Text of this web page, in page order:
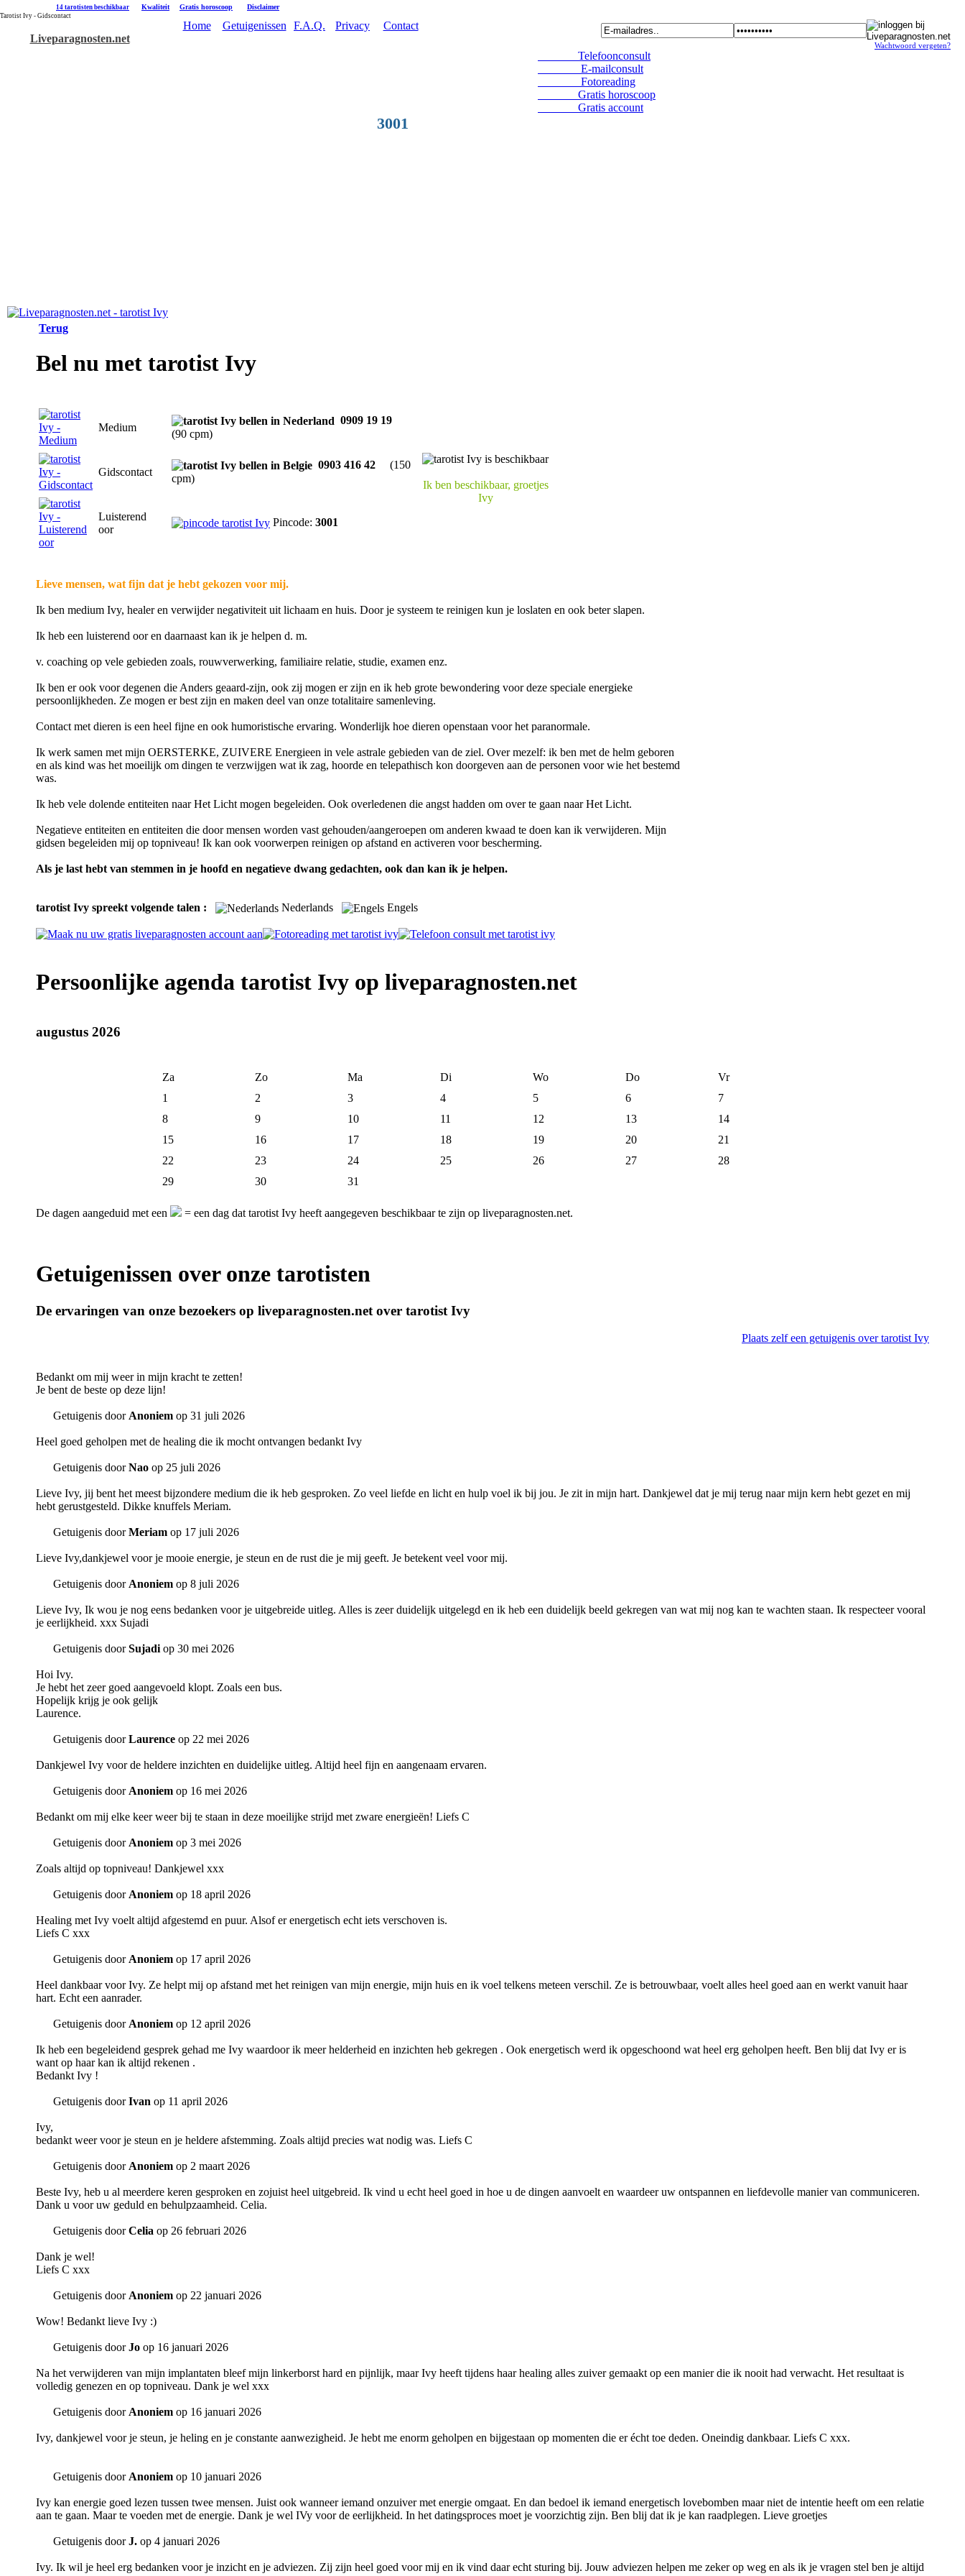
14 tarotisten beschikbaar Kwaliteit Gratis horoscoop Disclaimer
Tarotist Ivy - Gidscontact
Liveparagnosten.net
Home Getuigenissen F.A.Q. Privacy Contact
Wachtwoord vergeten?
3001
Telefoonconsult
E-mailconsult
Fotoreading
Gratis horoscoop
Gratis account
Terug
Bel nu met tarotist Ivy
Medium
0909 19 19
(90 cpm)
Ik ben beschikbaar, groetjes
Ivy
Gidscontact
0903 416 42
(150
cpm)
Luisterend
oor
Pincode: 3001
Lieve mensen, wat fijn dat je hebt gekozen voor mij.
Ik ben medium Ivy, healer en verwijder negativiteit uit lichaam en huis. Door je systeem te reinigen kun je loslaten en ook beter slapen.
Ik heb een luisterend oor en daarnaast kan ik je helpen d. m.
v. coaching op vele gebieden zoals, rouwverwerking, familiaire relatie, studie, examen enz.
Ik ben er ook voor degenen die Anders geaard-zijn, ook zij mogen er zijn en ik heb grote bewondering voor deze speciale energieke
persoonlijkheden. Ze mogen er best zijn en maken deel van onze totalitaire samenleving.
Contact met dieren is een heel fijne en ook humoristische ervaring. Wonderlijk hoe dieren openstaan voor het paranormale.
Ik werk samen met mijn OERSTERKE, ZUIVERE Energieen in vele astrale gebieden van de ziel. Over mezelf: ik ben met de helm geboren
en als kind was het moeilijk om dingen te verzwijgen wat ik zag, hoorde en telepathisch kon doorgeven aan de personen voor wie het bestemd
was.
Ik heb vele dolende entiteiten naar Het Licht mogen begeleiden. Ook overledenen die angst hadden om over te gaan naar Het Licht.
Negatieve entiteiten en entiteiten die door mensen worden vast gehouden/aangeroepen om anderen kwaad te doen kan ik verwijderen. Mijn
gidsen begeleiden mij op topniveau! Ik kan ook voorwerpen reinigen op afstand en activeren voor bescherming.
Als je last hebt van stemmen in je hoofd en negatieve dwang gedachten, ook dan kan ik je helpen.
tarotist Ivy spreekt volgende talen : Nederlands Engels
Persoonlijke agenda tarotist Ivy op liveparagnosten.net
augustus 2026
Za Zo Ma Di Wo Do
Vr
1
2 3 4 5 6
7
8
9 10 11 12 13
14
15
16 17 18 19 20
21
22
23 24 25 26 27
28
29
30 31
De dagen aangeduid met een = een dag dat tarotist Ivy heeft aangegeven beschikbaar te zijn op liveparagnosten.net.
Getuigenissen over onze tarotisten
De ervaringen van onze bezoekers op liveparagnosten.net over tarotist Ivy
Plaats zelf een getuigenis over tarotist Ivy
Bedankt om mij weer in mijn kracht te zetten!
Je bent de beste op deze lijn!
Getuigenis door Anoniem op 31 juli 2026
Heel goed geholpen met de healing die ik mocht ontvangen bedankt Ivy
Getuigenis doorNao op 25 juli 2026
Lieve Ivy, jij bent het meest bijzondere medium die ik heb gesproken. Zo veel liefde en licht en hulp voel ik bij jou. Je zit in mijn hart. Dankjewel dat je mij terug naar mijn kern hebt gezet en mij
hebt gerustgesteld. Dikke knuffels Meriam.
Getuigenis doorMeriam op 17 juli 2026
Lieve Ivy,dankjewel voor je mooie energie, je steun en de rust die je mij geeft. Je betekent veel voor mij.
Getuigenis door Anoniem op 8 juli 2026
Lieve Ivy, Ik wou je nog eens bedanken voor je uitgebreide uitleg. Alles is zeer duidelijk uitgelegd en ik heb een duidelijk beeld gekregen van wat mij nog kan te wachten staan. Ik respecteer vooral
je eerlijkheid. xxx Sujadi
Getuigenis doorSujadi op 30 mei 2026
Hoi Ivy.
Je hebt het zeer goed aangevoeld klopt. Zoals een bus.
Hopelijk krijg je ook gelijk
Laurence.
Getuigenis doorLaurence op 22 mei 2026
Dankjewel Ivy voor de heldere inzichten en duidelijke uitleg. Altijd heel fijn en aangenaam ervaren.
Getuigenis door Anoniem op 16 mei 2026
Bedankt om mij elke keer weer bij te staan in deze moeilijke strijd met zware energieën! Liefs C
Getuigenis door Anoniem op 3 mei 2026
Zoals altijd op topniveau! Dankjewel xxx
Getuigenis door Anoniem op 18 april 2026
Healing met Ivy voelt altijd afgestemd en puur. Alsof er energetisch echt iets verschoven is.
Liefs C xxx
Getuigenis door Anoniem op 17 april 2026
Heel dankbaar voor Ivy. Ze helpt mij op afstand met het reinigen van mijn energie, mijn huis en ik voel telkens meteen verschil. Ze is betrouwbaar, voelt alles heel goed aan en werkt vanuit haar
hart. Echt een aanrader.
Getuigenis door Anoniem op 12 april 2026
Ik heb een begeleidend gesprek gehad me Ivy waardoor ik meer helderheid en inzichten heb gekregen . Ook energetisch werd ik opgeschoond wat heel erg geholpen heeft. Ben blij dat Ivy er is
want op haar kan ik altijd rekenen .
Bedankt Ivy !
Getuigenis doorIvan op 11 april 2026
Ivy,
bedankt weer voor je steun en je heldere afstemming. Zoals altijd precies wat nodig was. Liefs C
Getuigenis door Anoniem op 2 maart 2026
Beste Ivy, heb u al meerdere keren gesproken en zojuist heel uitgebreid. Ik vind u echt heel goed in hoe u de dingen aanvoelt en waardeer uw ontspannen en liefdevolle manier van communiceren.
Dank u voor uw geduld en behulpzaamheid. Celia.
Getuigenis doorCelia op 26 februari 2026
Dank je wel!
Liefs C xxx
Getuigenis door Anoniem op 22 januari 2026
Wow! Bedankt lieve Ivy :)
Getuigenis doorJo op 16 januari 2026
Na het verwijderen van mijn implantaten bleef mijn linkerborst hard en pijnlijk, maar Ivy heeft tijdens haar healing alles zuiver gemaakt op een manier die ik nooit had verwacht. Het resultaat is
volledig genezen en op topniveau. Dank je wel xxx
Getuigenis door Anoniem op 16 januari 2026
Ivy, dankjewel voor je steun, je heling en je constante aanwezigheid. Je hebt me enorm geholpen en bijgestaan op momenten die er écht toe deden. Oneindig dankbaar. Liefs C xxx.
Getuigenis door Anoniem op 10 januari 2026
Ivy kan energie goed lezen tussen twee mensen. Juist ook wanneer iemand onzuiver met energie omgaat. En dan bedoel ik iemand energetisch lovebomben maar niet de intentie heeft om een relatie
aan te gaan. Maar te voeden met de energie. Dank je wel IVy voor de eerlijkheid. In het datingsproces moet je voorzichtig zijn. Ben blij dat ik je kan raadplegen. Lieve groetjes
Getuigenis doorJ. op 4 januari 2026
Ivy. Ik wil je heel erg bedanken voor je inzicht en je adviezen. Zij zijn heel goed voor mij en ik vind daar echt sturing bij. Jouw adviezen helpen me zeker op weg en als ik je vragen stel ben je altijd